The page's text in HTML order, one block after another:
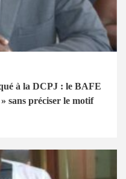
à la DCPJ : le BAFE
sans préciser le motif